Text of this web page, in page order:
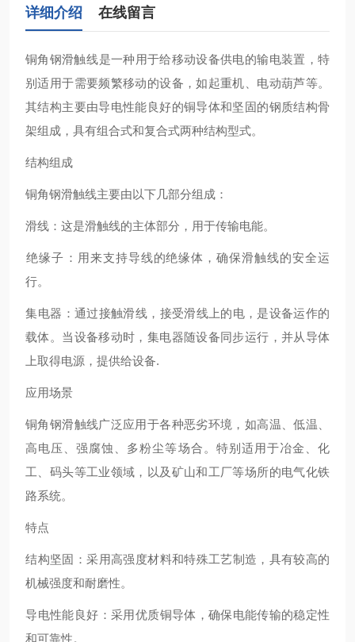
详细介绍 在线留言
铜角钢滑触线‌是一种用于给移动设备供电的输电装置，特
别适用于需要频繁移动的设备，如起重机、电动葫芦等。
其结构主要由导电性能良好的铜导体和坚固的钢质结构骨
架组成，具有组合式和复合式两种结构型式。
结构组成
铜角钢滑触线主要由以下几部分组成：
‌滑线‌：这是滑触线的主体部分，用于传输电能。
‌绝缘子‌：用来支持导线的绝缘体，确保滑触线的安全运
行。
‌集电器‌：通过接触滑线，接受滑线上的电，是设备运作的
载体。当设备移动时，集电器随设备同步运行，并从导体
上取得电源，提供给设备‌.
应用场景
铜角钢滑触线广泛应用于各种恶劣环境，如高温、低温、
高电压、强腐蚀、多粉尘等场合。特别适用于冶金、化
工、码头等工业领域，以及矿山和工厂等场所的电气化铁
路系统‌。
特点
‌结构坚固‌：采用高强度材料和特殊工艺制造，具有较高的
机械强度和耐磨性。
‌导电性能良好‌：采用优质铜导体，确保电能传输的稳定性
和可靠性。